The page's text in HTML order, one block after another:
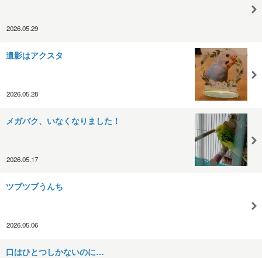
2026.05.29
遺影はアクスタ
2026.05.28
メガバク、いなくなりました！
2026.05.17
ツブツブうんち
2026.05.06
口はひとつしかないのに…